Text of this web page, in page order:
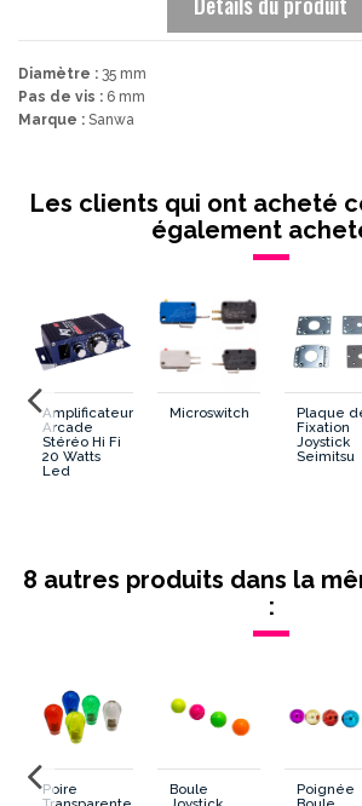
Diamètre : 35 mm
Pas de vis : 6 mm
Marque : Sanwa
Les clients qui ont acheté
également
Amplificateur
Arcade
Stéréo Hi Fi
20 Watts
Led
Microswitch
Plaque
Fixation
Joystick
Seimitsu
8 autres produits dans la
:
Poire
Boule
Poignée